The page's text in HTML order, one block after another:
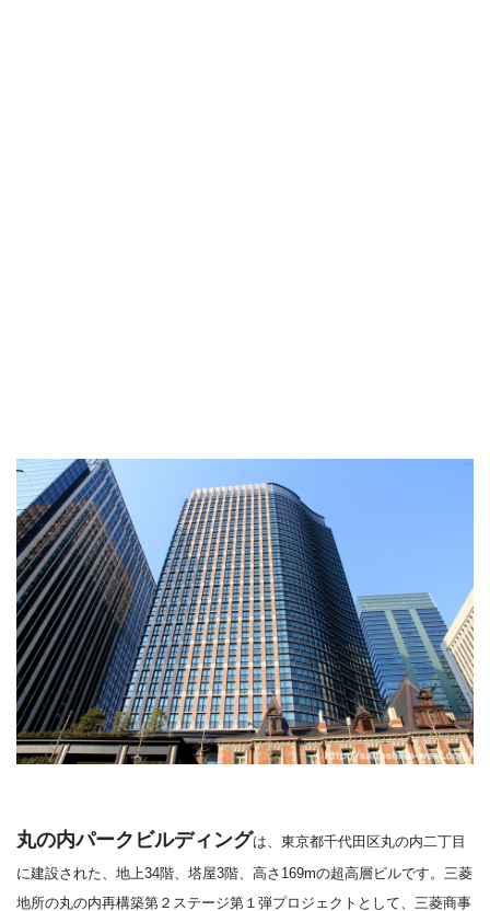
丸の内パークビルディングは、東京都千代田区丸の内二丁目
に建設された、地上34階、塔屋3階、高さ169mの超高層ビルです。 三菱
地所の丸の内再構築第２ステージ第１弾プロジェクトとして、 三菱商事